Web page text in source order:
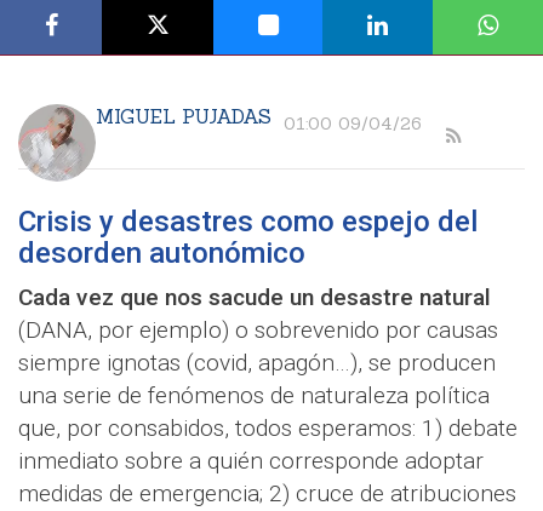
MIGUEL PUJADAS 01:00 09/04/26
Crisis y desastres como espejo del
desorden autonómico
Cada vez que nos sacude un desastre natural
(DANA, por ejemplo) o sobrevenido por causas
siempre ignotas (covid, apagón…), se producen
una serie de fenómenos de naturaleza política
que, por consabidos, todos esperamos: 1) debate
inmediato sobre a quién corresponde adoptar
medidas de emergencia; 2) cruce de atribuciones